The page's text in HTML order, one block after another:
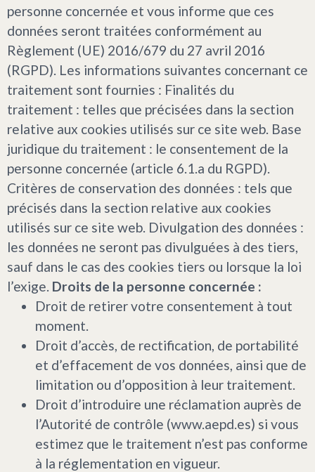
personne concernée et vous informe que ces
données seront traitées conformément au
Règlement (UE) 2016/679 du 27 avril 2016
(RGPD). Les informations suivantes concernant ce
traitement sont fournies : Finalités du
traitement : telles que précisées dans la section
relative aux cookies utilisés sur ce site web. Base
juridique du traitement : le consentement de la
personne concernée (article 6.1.a du RGPD).
Critères de conservation des données : tels que
précisés dans la section relative aux cookies
utilisés sur ce site web. Divulgation des données :
les données ne seront pas divulguées à des tiers,
sauf dans le cas des cookies tiers ou lorsque la loi
l’exige. Droits de la personne concernée :
Droit de retirer votre consentement à tout
moment.
Droit d’accès, de rectification, de portabilité
et d’effacement de vos données, ainsi que de
limitation ou d’opposition à leur traitement.
Droit d’introduire une réclamation auprès de
l’Autorité de contrôle (www.aepd.es) si vous
estimez que le traitement n’est pas conforme
à la réglementation en vigueur.